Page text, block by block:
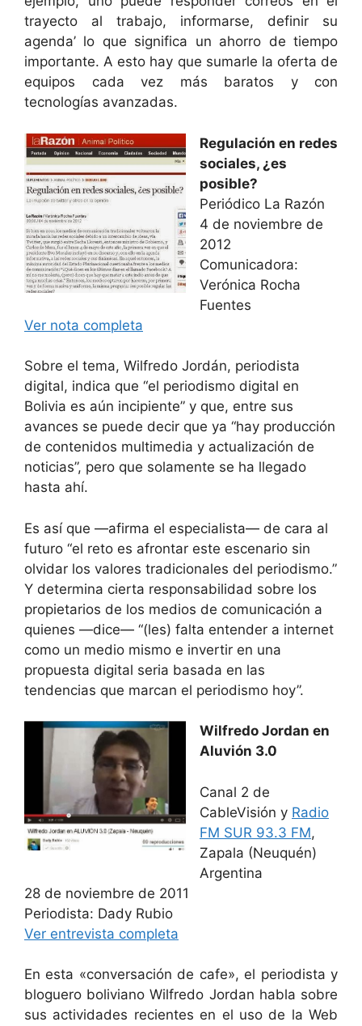
trayecto al trabajo, informarse, definir su
agenda’ lo que significa un ahorro de tiempo
importante. A esto hay que sumarle la oferta de
equipos cada vez más baratos y con
tecnologías avanzadas.
Regulación en redes
sociales, ¿es
posible?
Periódico La Razón
4 de noviembre de
2012
Comunicadora:
Verónica Rocha
Fuentes
Ver nota completa
Sobre el tema, Wilfredo Jordán, periodista
digital, indica que “el periodismo digital en
Bolivia es aún incipiente” y que, entre sus
avances se puede decir que ya “hay producción
de contenidos multimedia y actualización de
noticias”, pero que solamente se ha llegado
hasta ahí.
Es así que —afirma el especialista— de cara al
futuro “el reto es afrontar este escenario sin
olvidar los valores tradicionales del periodismo.”
Y determina cierta responsabilidad sobre los
propietarios de los medios de comunicación a
quienes —dice— “(les) falta entender a internet
como un medio mismo e invertir en una
propuesta digital seria basada en las
tendencias que marcan el periodismo hoy”.
Wilfredo Jordan en
Aluvión 3.0
Canal 2 de
CableVisión y Radio
FM SUR 93.3 FM,
Zapala (Neuquén)
Argentina
28 de noviembre de 2011
Periodista: Dady Rubio
Ver entrevista completa
En esta «conversación de cafe», el periodista y
bloguero boliviano Wilfredo Jordan habla sobre
sus actividades recientes en el uso de la Web